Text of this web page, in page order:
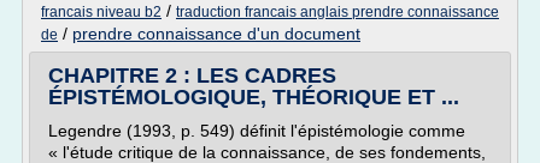
francais niveau b2 / traduction francais anglais prendre connaissance
de / prendre connaissance d'un document
CHAPITRE 2 : LES CADRES
ÉPISTÉMOLOGIQUE, THÉORIQUE ET ...
Legendre (1993, p. 549) définit l'épistémologie comme
« l'étude critique de la connaissance, de ses fondements,